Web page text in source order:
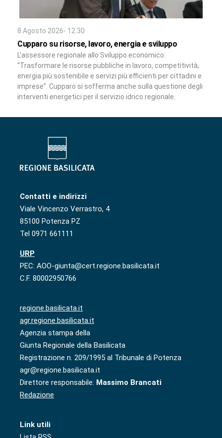
8 Agosto 2026- 12:30
Cupparo su risorse, lavoro, energia e sviluppo
L’assessore regionale allo Sviluppo economico:
“Trasformare le risorse pubbliche in lavoro, competitività,
energia più sostenibile e servizi più efficienti per cittadini e
imprese”. Cupparo si sofferma anche sulla questione degli
interventi energetici per il servizio idrico regionale.
Contatti e indirizzi
Viale Vincenzo Verrastro, 4
85100 Potenza PZ
Tel 0971 661111
URP
PEC: AOO-giunta@cert.regione.basilicata.it
C.F. 80002950766
regione.basilicata.it
agr.regione.basilicata.it
Agenzia stampa della
Giunta Regionale della Basilicata
Registrazione n. 209/1995 al Tribunale di Potenza
agr@regione.basilicata.it
Direttore responsabile: Massimo Brancati
Redazione
Link utili